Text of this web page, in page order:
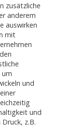
zusätzliche
anderem
auswirken
mit
um
und
und
z.B.